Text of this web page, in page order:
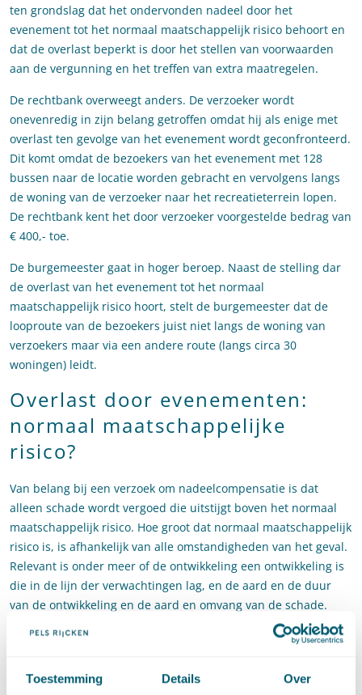
Toestemming Details Over
ten grondslag dat het ondervonden nadeel door het
evenement tot het normaal maatschappelijk risico behoort en
dat de overlast beperkt is door het stellen van voorwaarden
aan de vergunning en het treffen van extra maatregelen.
De rechtbank overweegt anders. De verzoeker wordt
onevenredig in zijn belang getroffen omdat hij als enige met
overlast ten gevolge van het evenement wordt geconfronteerd.
Dit komt omdat de bezoekers van het evenement met 128
bussen naar de locatie worden gebracht en vervolgens langs
de woning van de verzoeker naar het recreatieterrein lopen.
De rechtbank kent het door verzoeker voorgestelde bedrag van
€ 400,- toe.
De burgemeester gaat in hoger beroep. Naast de stelling dar
de overlast van het evenement tot het normaal
maatschappelijk risico hoort, stelt de burgemeester dat de
looproute van de bezoekers juist niet langs de woning van
verzoekers maar via een andere route (langs circa 30
woningen) leidt.
Overlast door evenementen:
normaal maatschappelijke
risico?
Van belang bij een verzoek om nadeelcompensatie is dat
alleen schade wordt vergoed die uitstijgt boven het normaal
maatschappelijk risico. Hoe groot dat normaal maatschappelijk
risico is, is afhankelijk van alle omstandigheden van het geval.
Relevant is onder meer of de ontwikkeling een ontwikkeling is
die in de lijn der verwachtingen lag, en de aard en de duur
van de ontwikkeling en de aard en omvang van de schade.
Bij een jaarlijks terugkerend element lijkt het eenvoudig om te
verwachtingen lag, zo lijkt te volgen uit de uitspraak van de